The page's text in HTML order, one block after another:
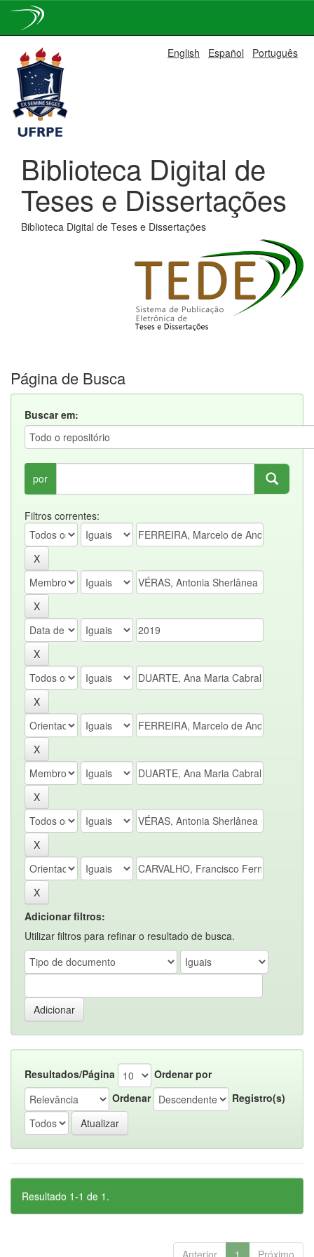
navigation
English Español Português
Biblioteca Digital de
Teses e Dissertações
Biblioteca Digital de Teses e Dissertações
Página de Busca
Buscar em:
por
Filtros correntes:
Adicionar filtros:
Utilizar filtros para refinar o resultado de busca.
Resultados/Página
Ordenar por
Ordenar
Registro(s)
Resultado 1-1 de 1.
Anterior 1 Próximo